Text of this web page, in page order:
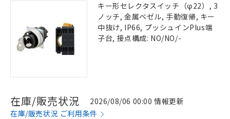
キー形セレクタスイッチ（φ22）, 3
ノッチ, 金属ベゼル, 手動復帰, キー
中抜け, IP66, プッシュインPlus端
子台, 接点構成: NO/NO/-
在庫/販売状況
2026/08/06 00:00 情報更新
在庫/販売状況 ご利用条件